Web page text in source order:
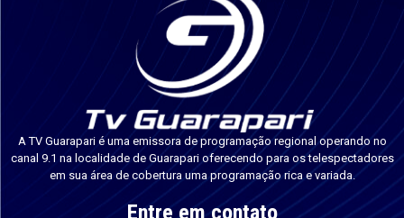
A TV Guarapari é uma emissora de programação regional operando no
canal 9.1 na localidade de Guarapari oferecendo para os telespectadores
em sua área de cobertura uma programação rica e variada.
Entre em contato